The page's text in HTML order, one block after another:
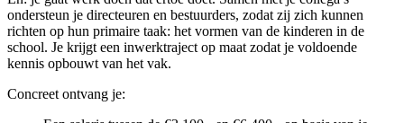
ondersteun je directeuren en bestuurders, zodat zij zich kunnen
richten op hun primaire taak: het vormen van de kinderen in de
school. Je krijgt een inwerktraject op maat zodat je voldoende
kennis opbouwt van het vak.
Concreet ontvang je: